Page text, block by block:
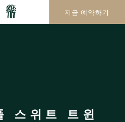
지금 예약하기
스위트 트윈